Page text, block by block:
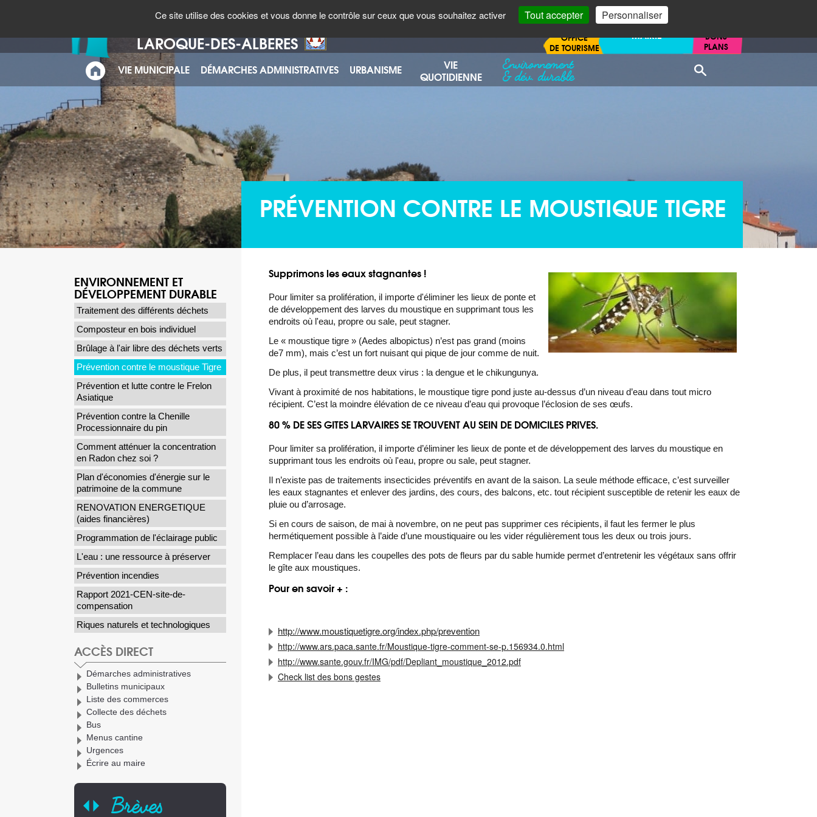
N° URGENCES
INTERACTIVE
AGENDA
LAROQUE-DES-ALBÈRES
OFFICE
DE TOURISME
MAIRIE
BONS
PLANS
ACCUEIL
VIE MUNICIPALE DÉMARCHES ADMINISTRATIVES URBANISME
VIE
QUOTIDIENNE
Environnement
& dév. durable
PRÉVENTION CONTRE LE MOUSTIQUE TIGRE
Supprimons les eaux stagnantes !
Pour limiter sa prolifération, il importe d'éliminer les lieux de ponte et
de développement des larves du moustique en supprimant tous les
endroits où l'eau, propre ou sale, peut stagner.
Le « moustique tigre » (Aedes albopictus) n’est pas grand (moins
de7 mm), mais c’est un fort nuisant qui pique de jour comme de nuit.
De plus, il peut transmettre deux virus : la dengue et le chikungunya.
Vivant à proximité de nos habitations, le moustique tigre pond juste au-dessus d’un niveau d’eau dans tout micro
récipient. C’est la moindre élévation de ce niveau d’eau qui provoque l’éclosion de ses œufs.
80 % DE SES GITES LARVAIRES SE TROUVENT AU SEIN DE DOMICILES PRIVES.
Pour limiter sa prolifération, il importe d’éliminer les lieux de ponte et de développement des larves du moustique en
supprimant tous les endroits où l'eau, propre ou sale, peut stagner.
Il n’existe pas de traitements insecticides préventifs en avant de la saison. La seule méthode efficace, c’est surveiller
les eaux stagnantes et enlever des jardins, des cours, des balcons, etc. tout récipient susceptible de retenir les eaux de
pluie ou d’arrosage.
Si en cours de saison, de mai à novembre, on ne peut pas supprimer ces récipients, il faut les fermer le plus
hermétiquement possible à l’aide d’une moustiquaire ou les vider régulièrement tous les deux ou trois jours.
Remplacer l’eau dans les coupelles des pots de fleurs par du sable humide permet d’entretenir les végétaux sans offrir
le gîte aux moustiques.
Pour en savoir + :
http://www.moustiquetigre.org/index.php/prevention
http://www.ars.paca.sante.fr/Moustique-tigre-comment-se-p.156934.0.html
http://www.sante.gouv.fr/IMG/pdf/Depliant_moustique_2012.pdf
Check list des bons gestes
ENVIRONNEMENT ET
DÉVELOPPEMENT DURABLE
Traitement des différents déchets
Composteur en bois individuel
Brûlage à l'air libre des déchets verts
Prévention contre le moustique Tigre
Prévention et lutte contre le Frelon
Asiatique
Prévention contre la Chenille
Processionnaire du pin
Comment atténuer la concentration
en Radon chez soi ?
Plan d'économies d'énergie sur le
patrimoine de la commune
RENOVATION ENERGETIQUE
(aides financières)
Programmation de l'éclairage public
L'eau : une ressource à préserver
Prévention incendies
Rapport 2021-CEN-site-de-
compensation
Riques naturels et technologiques
ACCÈS DIRECT
Démarches administratives
Bulletins municipaux
Liste des commerces
Collecte des déchets
Bus
Menus cantine
Urgences
Écrire au maire
Brèves
Ce site utilise des cookies et vous donne le contrôle sur ceux que vous souhaitez activer Tout accepter Personnaliser